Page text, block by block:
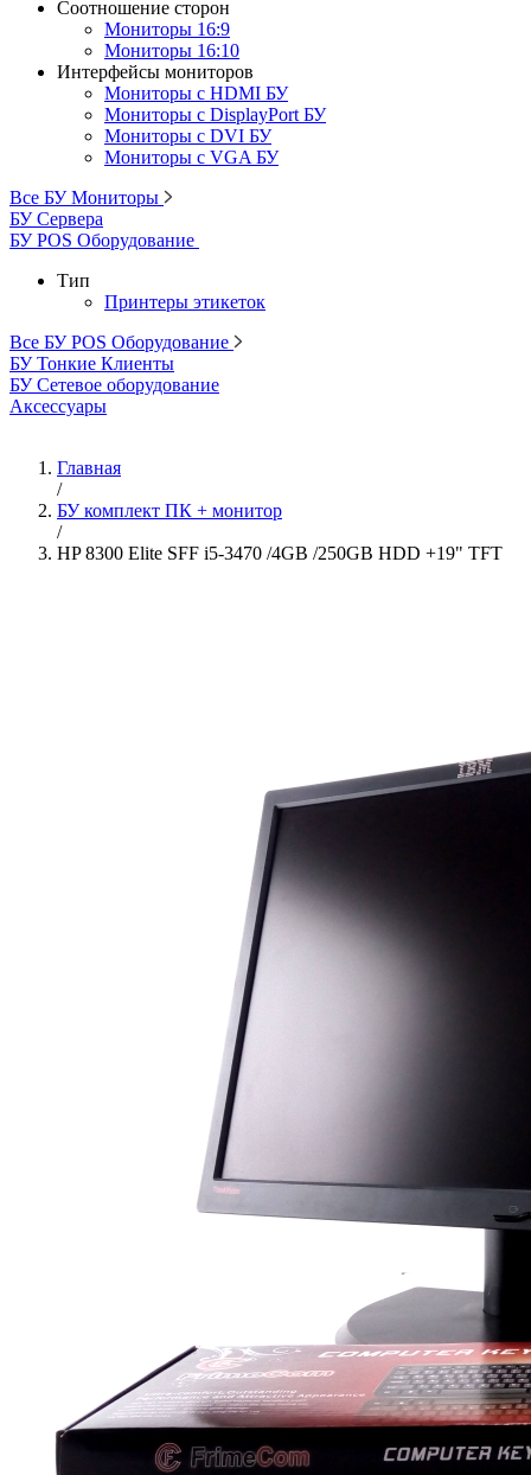
Соотношение сторон
Мониторы 16:9
Мониторы 16:10
Интерфейсы мониторов
Мониторы с HDMI БУ
Мониторы с DisplayPort БУ
Мониторы с DVI БУ
Мониторы с VGA БУ
Все БУ Мониторы
БУ Сервера
БУ POS Оборудование
Тип
Принтеры этикеток
Все БУ POS Оборудование
БУ Тонкие Клиенты
БУ Сетевое оборудование
Аксессуары
Главная
/
БУ комплект ПК + монитор
/
HP 8300 Elite SFF i5-3470 /4GB /250GB HDD +19" TFT